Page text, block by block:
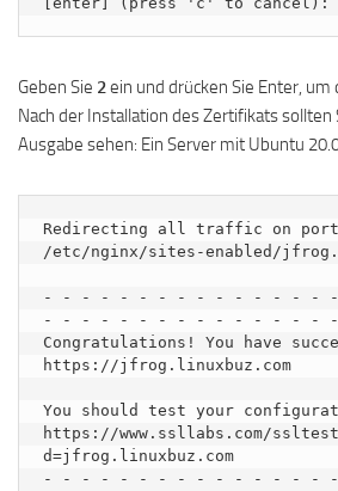
Geben Sie 2ein und drücken Sie Enter,
Nach der Installation des Zertifikats sollten
Ausgabe sehen: Ein Server mit Ubuntu
Redirecting all traffic on
/etc/nginx/sites-enabled/
- - - - - - - - - - - - - - -
- - - - - - - - - - - - - - - -
Congratulations! You have
https://jfrog.linuxbuz.com
You should test your
https://www.ssllabs.com/
d=jfrog.linuxbuz.com
- - - - - - - - - - - - - - -